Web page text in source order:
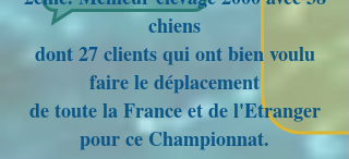
chiens
dont 27 clients qui ont bien voulu
faire le déplacement
de toute la France et de l'Etranger
pour ce Championnat.